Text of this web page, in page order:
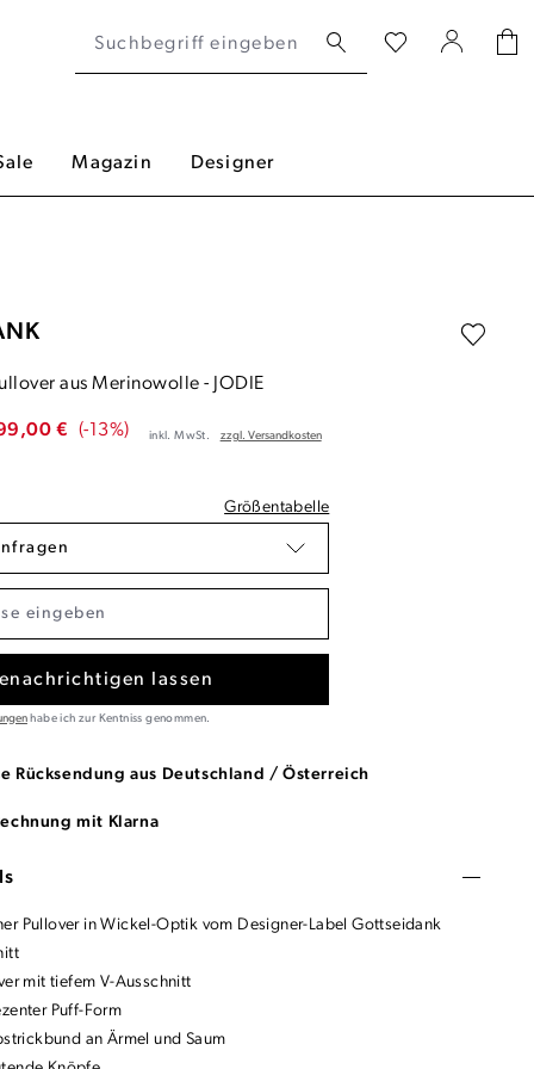
Magazin Designer
aus Merinowolle - JODIE
€ (-13%) inkl. MwSt. zzgl. Versandkosten
Größentabelle
lassen
habe ich zur Kentniss genommen.
Rücksendung aus Deutschland / Österreich
mit Klarna
Pullover in Wickel-Optik vom Designer-Label Gottseidank
mit tiefem V-Ausschnitt
Puff-Form
an Ärmel und Saum